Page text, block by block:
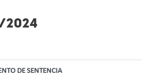
2024
DE SENTENCIA